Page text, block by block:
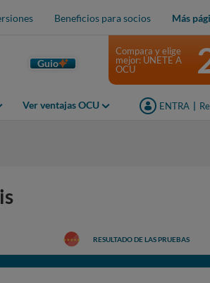
Beneficios para socios Más
Guio
Ver ventajas OCU ENTRA
Compara y elige
mejor: ÚNETE A
OCU
RESULTADO DE LAS PRUEBAS